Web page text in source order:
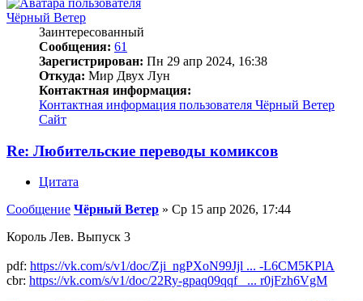
Чёрный Ветер
Заинтересованный
Сообщения: 61
Зарегистрирован: Пн 29 апр 2024, 16:38
Откуда: Мир Двух Лун
Контактная информация:
Контактная информация пользователя Чёрный Ветер
Сайт
Re: Любительские переводы комиксов
Цитата
Сообщение Чёрный Ветер » Ср 15 апр 2026, 17:44
Король Лев. Выпуск 3
pdf: https://vk.com/s/v1/doc/Zji_ngPXoN99Jjl ... -L6CM5KPlA
cbr: https://vk.com/s/v1/doc/22Ry-gpaq09qqf_ ... r0jFzh6VgM